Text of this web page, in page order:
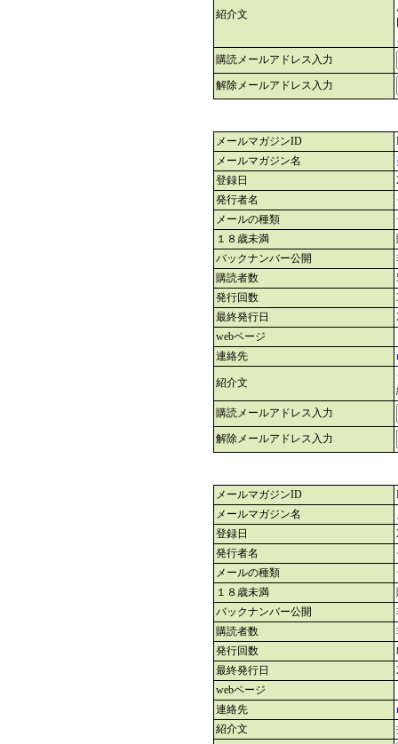
紹介文
購読メールアドレス入力
解除メールアドレス入力
メールマガジンID
メールマガジン名
登録日
発行者名
メールの種類
１８歳未満
バックナンバー公開
購読者数
発行回数
最終発行日
webページ
連絡先
紹介文
購読メールアドレス入力
解除メールアドレス入力
メールマガジンID
メールマガジン名
登録日
発行者名
メールの種類
１８歳未満
バックナンバー公開
購読者数
発行回数
最終発行日
webページ
連絡先
紹介文